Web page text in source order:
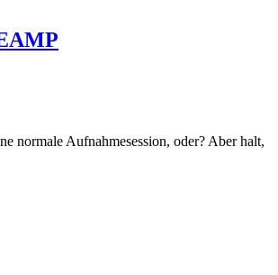
normale Aufnahmesession, oder? Aber halt,